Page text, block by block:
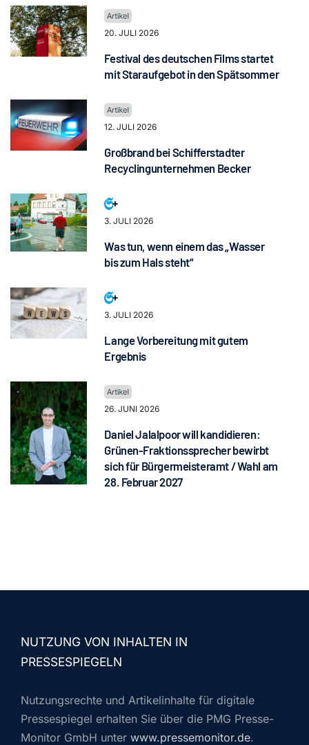
20. JULI 2026
Festival des deutschen Films startet
mit Staraufgebot in den Spätsommer
12. JULI 2026
Großbrand bei Schifferstadter
Recyclingunternehmen Becker
3. JULI 2026
Was tun, wenn einem das „Wasser
bis zum Hals steht“
3. JULI 2026
Lange Vorbereitung mit gutem
Ergebnis
26. JUNI 2026
Daniel Jalalpoor will kandidieren:
Grünen-Fraktionssprecher bewirbt
sich für Bürgermeisteramt / Wahl am
28. Februar 2027
NUTZUNG VON INHALTEN IN
PRESSESPIEGELN
Nutzungsrechte und Artikelinhalte für digitale
Pressespiegel erhalten Sie über die PMG Presse-
Monitor GmbH unter www.pressemonitor.de.